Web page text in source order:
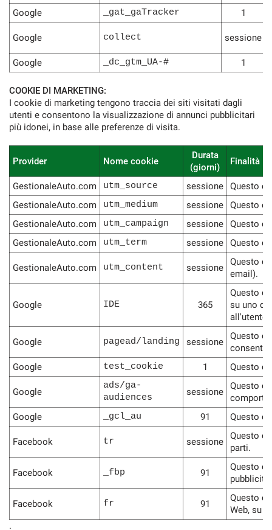
Google
_gat_gaTracker 1
Google collect sessione
Google
_dc_gtm_UA-# 1
COOKIE DI MARKETING:
I cookie di marketing tengono traccia dei siti visitati dagli
utenti e consentono la visualizzazione di annunci pubblicitari
più idonei, in base alle preferenze di visita.
Provider Nome cookie
Durata
(giorni)
Finalità
GestionaleAuto.com utm_source sessione
Questo
GestionaleAuto.com
utm_medium sessione
Questo
GestionaleAuto.com
utm_campaign sessione
Questo
GestionaleAuto.com
utm_term sessione Questo
GestionaleAuto.com utm_content sessione
Questo
email).
Google IDE 365
Questo
su uno
all'utente.
Google pagead/landing sessione
Questo
consente
Google
test_cookie 1 Questo
Google
ads/ga-
audiences
sessione
Questo
Google
_gcl_au 91 Questo
Facebook tr sessione
Questo
parti.
Facebook _fbp 91
Questo
Facebook fr 91
Questo
Web, su
.